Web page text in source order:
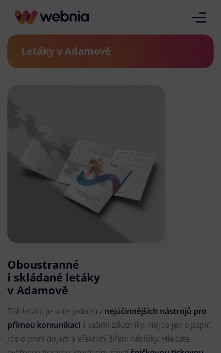
Letáky v Adamově
Oboustranné
i skládané letáky
v Adamově
Tisk letáků je stále jedním z nejúčinnějších nástrojů pro
přímou komunikaci s vašimi zákazníky. Nejde jen o papír,
jde o první dojem a efektivní šíření nabídky. Hledáte